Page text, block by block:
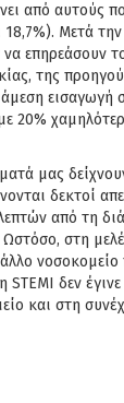
από αυτούς
18,7%). Μετά
επηρεάσουν
της
εισαγωγή
20%
μας
δεκτοί
από τη
στη
STEMI δεν
και στη